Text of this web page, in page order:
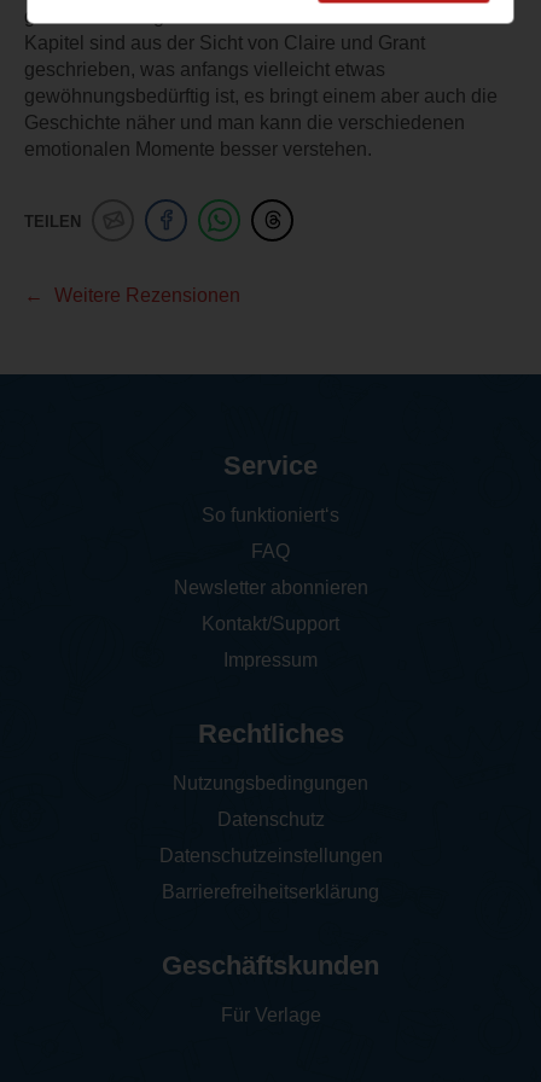
gut in die Protagonisten hineinversetzen. Die einzelnen
Kapitel sind aus der Sicht von Claire und Grant
geschrieben, was anfangs vielleicht etwas
gewöhnungsbedürftig ist, es bringt einem aber auch die
Geschichte näher und man kann die verschiedenen
emotionalen Momente besser verstehen.
TEILEN
Weitere Rezensionen
Service
So funktioniert‘s
FAQ
Newsletter abonnieren
Kontakt/Support
Impressum
Rechtliches
Nutzungsbedingungen
Datenschutz
Datenschutzeinstellungen
Barrierefreiheitserklärung
Geschäftskunden
Für Verlage